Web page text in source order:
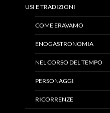
USI E TRADIZIONI
COME ERAVAMO
ENOGASTRONOMIA
NEL CORSO DEL TEMPO
PERSONAGGI
RICORRENZE